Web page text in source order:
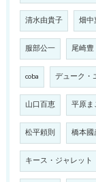
清水由貴子 畑
服部公一 尾崎豊
coba デューク・
山口百恵 平原ま
松平頼則 橋本國
キース・ジャレット